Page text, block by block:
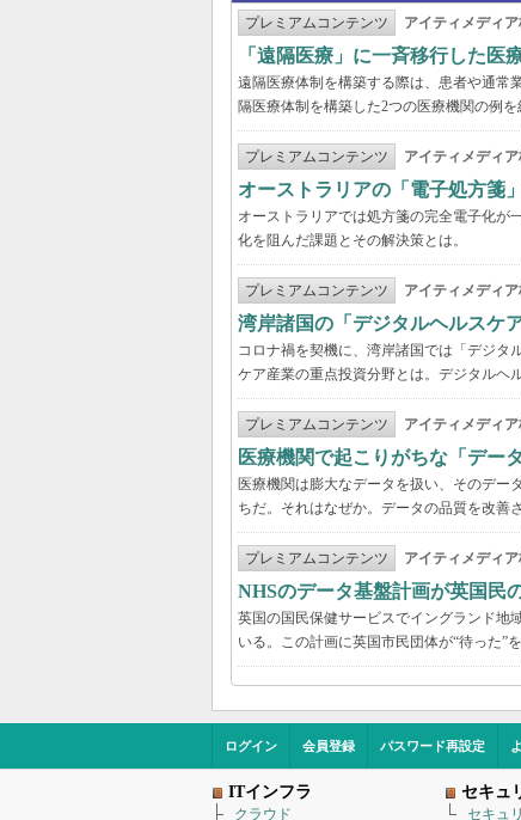
プレミアムコンテンツ アイティメディ
「遠隔医療」に一斉移行した
遠隔医療体制を構築する際は、患者や通常
隔医療体制を構築した2つの医療機関の例を
プレミアムコンテンツ アイティメディ
オーストラリアの「電子処方箋
オーストラリアでは処方箋の完全電子化が
化を阻んだ課題とその解決策とは。
プレミアムコンテンツ アイティメディ
湾岸諸国の「デジタルヘルスケ
コロナ禍を契機に、湾岸諸国では「デジタ
ケア産業の重点投資分野とは。デジタルヘ
プレミアムコンテンツ アイティメディ
医療機関で起こりがちな「デー
医療機関は膨大なデータを扱い、そのデー
ちだ。それはなぜか。データの品質を改善
プレミアムコンテンツ アイティメディ
NHSのデータ基盤計画が英国民
英国の国民保健サービスでイングランド地
いる。この計画に英国市民団体が“待った”
ログイン 会員登録 パスワード再設定
ITインフラ
クラウド
セキュ
セキュ